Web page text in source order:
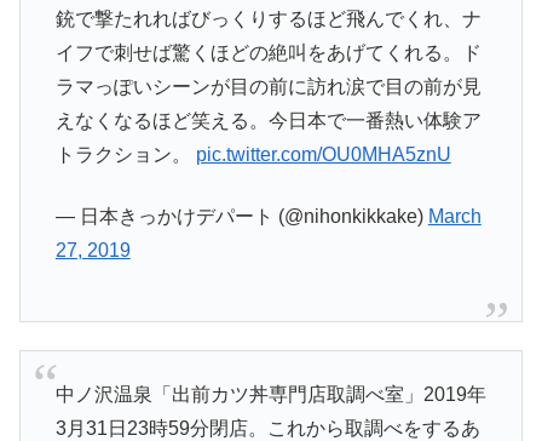
銃で撃たれればびっくりするほど飛んでくれ、ナ
イフで刺せば驚くほどの絶叫をあげてくれる。ド
ラマっぽいシーンが目の前に訪れ涙で目の前が見
えなくなるほど笑える。今日本で一番熱い体験ア
トラクション。 pic.twitter.com/OU0MHA5znU
— 日本きっかけデパート (@nihonkikkake) March
27, 2019
中ノ沢温泉「出前カツ丼専門店取調べ室」2019年
3月31日23時59分閉店。これから取調べをするあ